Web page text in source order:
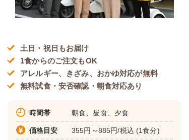
土日・祝日もお届け
1食からのご注文もOK
アレルギー、きざみ、おかゆ対応が無料
無料試食・安否確認・朝食対応あり
時間帯 朝食、昼食、夕食
価格目安 355円～885円/税込 (1食分)